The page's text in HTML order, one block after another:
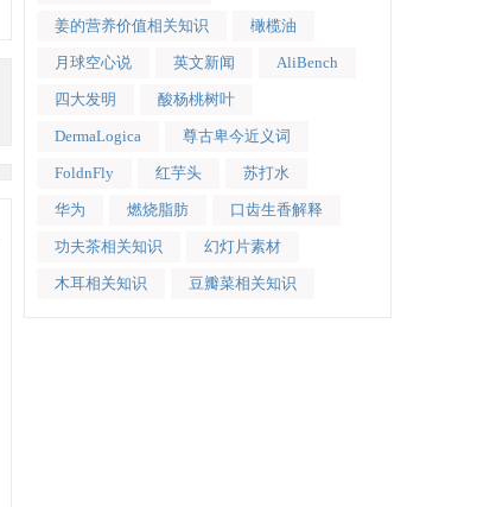
姜的营养价值相关知识 橄榄油
月球空心说 英文新闻 AliBench
四大发明 酸杨桃树叶
DermaLogica 尊古卑今近义词
FoldnFly 红芋头 苏打水
华为 燃烧脂肪 口齿生香解释
功夫茶相关知识 幻灯片素材
木耳相关知识 豆瓣菜相关知识